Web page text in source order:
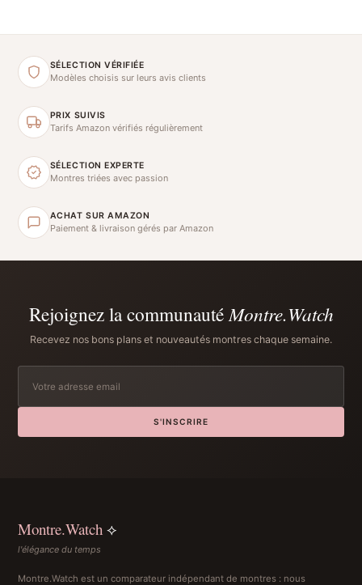
SÉLECTION VÉRIFIÉE
Modèles choisis sur leurs avis clients
PRIX SUIVIS
Tarifs Amazon vérifiés régulièrement
SÉLECTION EXPERTE
Montres triées avec passion
ACHAT SUR AMAZON
Paiement & livraison gérés par Amazon
Rejoignez la communautéMontre.Watch
Recevez nos bons plans et nouveautés montres chaque semaine.
S'INSCRIRE
Montre.Watch ⟡
l'élégance du temps
Montre.Watch est un comparateur indépendant de montres : nous